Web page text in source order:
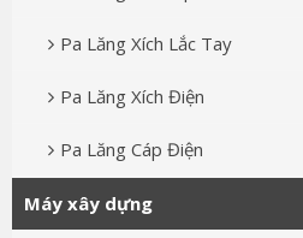
Pa Lăng Xích Lắc Tay
Pa Lăng Xích Điện
Pa Lăng Cáp Điện
Máy xây dựng